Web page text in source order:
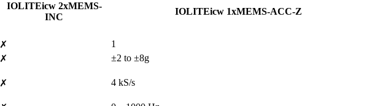
IOLITEicw 2xMEMS-
INC
IOLITEicw 1xMEMS-ACC-Z
✗
1
✗ ±2 to ±8g
✗ 4 kS/s